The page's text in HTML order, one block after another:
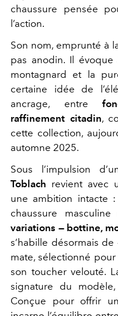
chaussure pensée
l’action.
Son nom, emprunté à
pas anodin. Il
montagnard et la
certaine idée de
ancrage, entre
raffinement citadin,
cette collection,
automne 2025.
Sous l’impulsion
Toblach revient avec
une ambition intacte
chaussure
variations — bottine,
s’habille désormais
mate, sélectionné
son toucher velouté.
signature du
Conçue pour offrir